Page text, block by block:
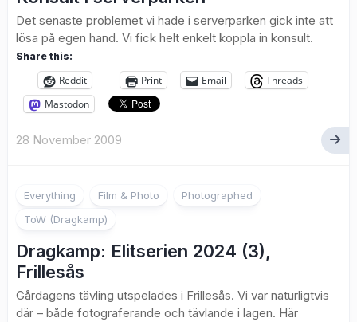
Det senaste problemet vi hade i serverparken gick inte att
lösa på egen hand. Vi fick helt enkelt koppla in konsult.
Share this:
Reddit Print Email
Threads
Mastodon
28 November 2009
Everything Film & Photo
Photographed
ToW (Dragkamp)
Dragkamp: Elitserien 2024 (3),
Frillesås
Gårdagens tävling utspelades i Frillesås. Vi var naturligtvis
där – både fotograferande och tävlande i lagen. Här